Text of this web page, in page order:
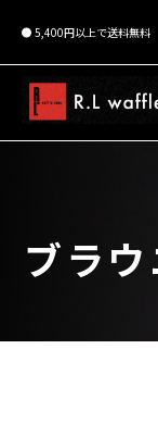
5,400円以上で送料無料
ブラ